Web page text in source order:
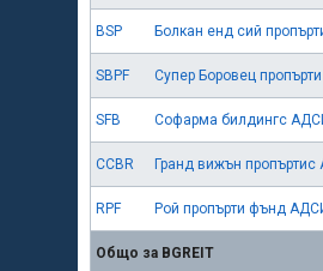
BSP
SBPF
SFB Софарма билдингс
CCBR Гранд вижън
RPF Рой пропърти фънд
Общо за BGREIT